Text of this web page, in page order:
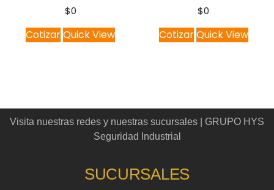
$0
CotizarQuick View
$0
CotizarQuick View
Visita nuestras redes y nuestras sucursales | GRUPO HYS
Seguridad Industrial
SUCURSALES